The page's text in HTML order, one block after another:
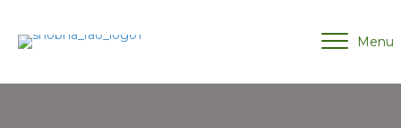
Menu